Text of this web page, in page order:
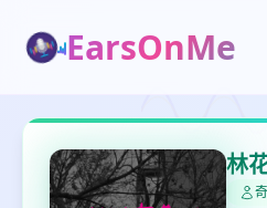
EarsOnMe
林
打分
键盘下留人
删除确认
加入播单